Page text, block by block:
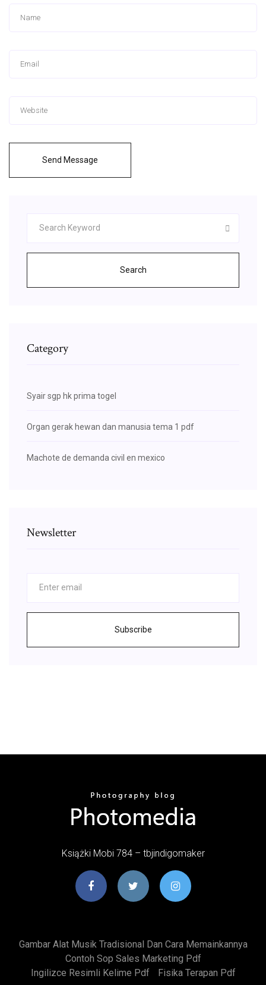
Send Message
Search
Category
Syair sgp hk prima togel
Organ gerak hewan dan manusia tema 1 pdf
Machote de demanda civil en mexico
Newsletter
Subscribe
Książki Mobi 784 – tbjindigomaker
Gambar Alat Musik Tradisional Dan Cara Memainkannya
Contoh Sop Sales Marketing Pdf
Ingilizce Resimli Kelime Pdf
Fisika Terapan Pdf